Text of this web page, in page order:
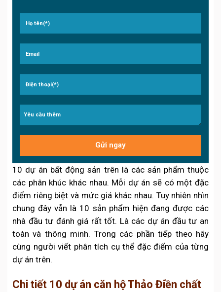
10 dự án bất động sản trên là các sản phẩm thuộc
các phân khúc khác nhau. Mỗi dự án sẽ có một đặc
điểm riêng biệt và mức giá khác nhau. Tuy nhiên nhìn
chung đây vẫn là 10 sản phẩm hiện đang được các
nhà đầu tư đánh giá rất tốt. Là các dự án đầu tư an
toàn và thông minh. Trong các phần tiếp theo hãy
cùng người viết phân tích cụ thể đặc điểm của từng
dự án trên.
Chi tiết 10 dự án căn hộ Thảo Điền chất